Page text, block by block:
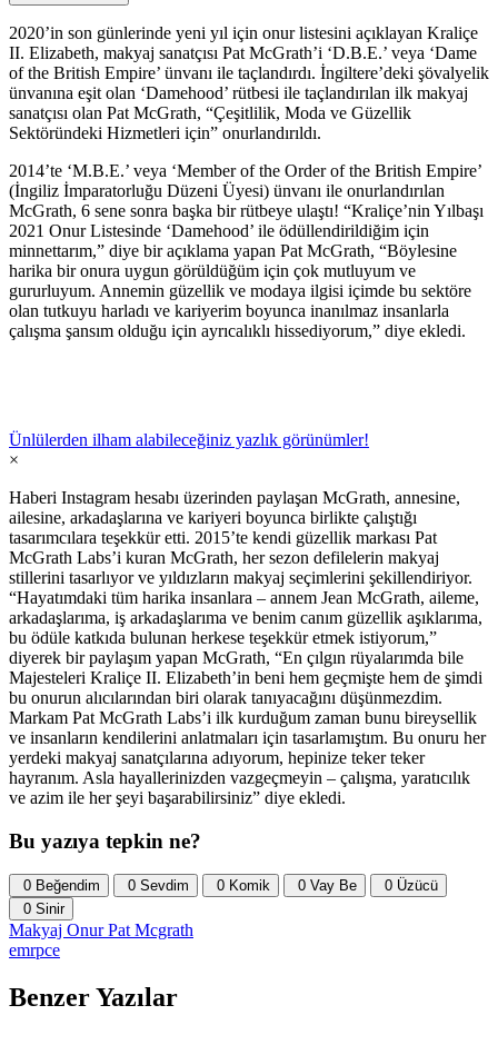
2020’in son günlerinde yeni yıl için onur listesini açıklayan Kraliçe
II. Elizabeth, makyaj sanatçısı Pat McGrath’i ‘D.B.E.’ veya ‘Dame
of the British Empire’ ünvanı ile taçlandırdı. İngiltere’deki şövalyelik
ünvanına eşit olan ‘Damehood’ rütbesi ile taçlandırılan ilk makyaj
sanatçısı olan Pat McGrath, “Çeşitlilik, Moda ve Güzellik
Sektöründeki Hizmetleri için” onurlandırıldı.
2014’te ‘M.B.E.’ veya ‘Member of the Order of the British Empire’
(İngiliz İmparatorluğu Düzeni Üyesi) ünvanı ile onurlandırılan
McGrath, 6 sene sonra başka bir rütbeye ulaştı! “Kraliçe’nin Yılbaşı
2021 Onur Listesinde ‘Damehood’ ile ödüllendirildiğim için
minnettarım,” diye bir açıklama yapan Pat McGrath, “Böylesine
harika bir onura uygun görüldüğüm için çok mutluyum ve
gururluyum. Annemin güzellik ve modaya ilgisi içimde bu sektöre
olan tutkuyu harladı ve kariyerim boyunca inanılmaz insanlarla
çalışma şansım olduğu için ayrıcalıklı hissediyorum,” diye ekledi.
Ünlülerden ilham alabileceğiniz yazlık görünümler!
×
Haberi Instagram hesabı üzerinden paylaşan McGrath, annesine,
ailesine, arkadaşlarına ve kariyeri boyunca birlikte çalıştığı
tasarımcılara teşekkür etti. 2015’te kendi güzellik markası Pat
McGrath Labs’i kuran McGrath, her sezon defilelerin makyaj
stillerini tasarlıyor ve yıldızların makyaj seçimlerini şekillendiriyor.
“Hayatımdaki tüm harika insanlara – annem Jean McGrath, aileme,
arkadaşlarıma, iş arkadaşlarıma ve benim canım güzellik aşıklarıma,
bu ödüle katkıda bulunan herkese teşekkür etmek istiyorum,”
diyerek bir paylaşım yapan McGrath, “En çılgın rüyalarımda bile
Majesteleri Kraliçe II. Elizabeth’in beni hem geçmişte hem de şimdi
bu onurun alıcılarından biri olarak tanıyacağını düşünmezdim.
Markam Pat McGrath Labs’i ilk kurduğum zaman bunu bireysellik
ve insanların kendilerini anlatmaları için tasarlamıştım. Bu onuru her
yerdeki makyaj sanatçılarına adıyorum, hepinize teker teker
hayranım. Asla hayallerinizden vazgeçmeyin – çalışma, yaratıcılık
ve azim ile her şeyi başarabilirsiniz” diye ekledi.
Bu yazıya tepkin ne?
0 Beğendim 0 Sevdim 0 Komik 0 Vay Be 0 Üzücü
0 Sinir
Makyaj OnurPat Mcgrath
emrpce
Benzer Yazılar